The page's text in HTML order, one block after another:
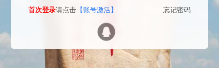
首次登录请点击 【账号激活】 忘记密码
Send verification code
The camera will be turned on soon. Please pay attention to your privacy
微信扫一扫